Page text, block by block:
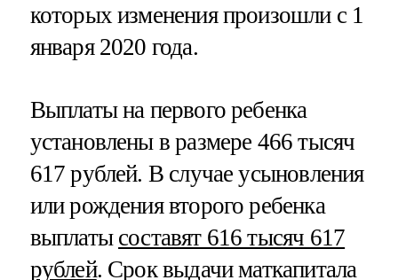
которых изменения произошли с 1
января 2020 года.
Выплаты на первого ребенка
установлены в размере 466 тысяч
617 рублей. В случае усыновления
или рождения второго ребенка
выплаты составят 616 тысяч 617
рублей. Срок выдачи маткапитала